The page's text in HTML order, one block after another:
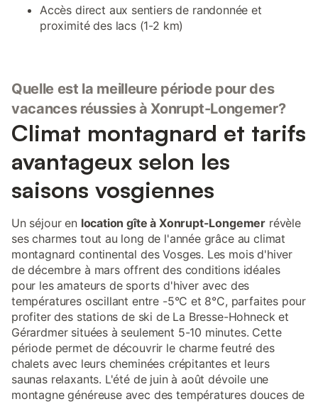
Accès direct aux sentiers de randonnée et
proximité des lacs (1-2 km)
Quelle est la meilleure période pour des
vacances réussies à Xonrupt-Longemer?
Climat montagnard et tarifs
avantageux selon les
saisons vosgiennes
Un séjour en location gîte à Xonrupt-Longemer révèle
ses charmes tout au long de l'année grâce au climat
montagnard continental des Vosges. Les mois d'hiver
de décembre à mars offrent des conditions idéales
pour les amateurs de sports d'hiver avec des
températures oscillant entre -5°C et 8°C, parfaites pour
profiter des stations de ski de La Bresse-Hohneck et
Gérardmer situées à seulement 5-10 minutes. Cette
période permet de découvrir le charme feutré des
chalets avec leurs cheminées crépitantes et leurs
saunas relaxants. L'été de juin à août dévoile une
montagne généreuse avec des températures douces de